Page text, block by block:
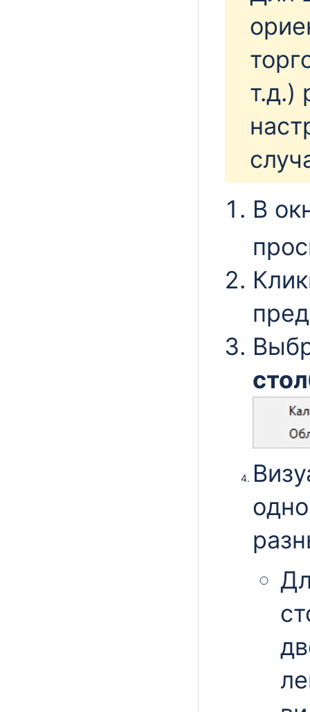
т.д.)
В